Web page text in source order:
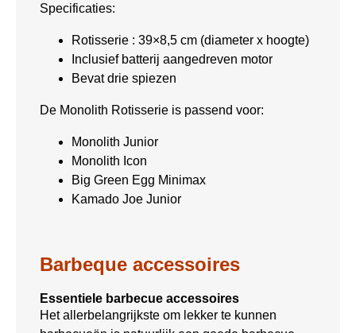
Specificaties:
Rotisserie : 39×8,5 cm (diameter x hoogte)
Inclusief batterij aangedreven motor
Bevat drie spiezen
De Monolith Rotisserie is passend voor:
Monolith Junior
Monolith Icon
Big Green Egg Minimax
Kamado Joe Junior
Barbeque accessoires
Essentiele barbecue accessoires
Het allerbelangrijkste om lekker te kunnen